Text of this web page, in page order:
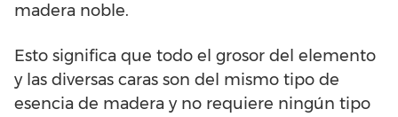
madera noble.
Esto significa que todo el grosor del elemento
y las diversas caras son del mismo tipo de
esencia de madera y no requiere ningún tipo